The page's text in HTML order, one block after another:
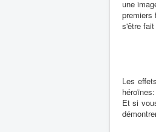
une
premiers
s'être
Les
Et si